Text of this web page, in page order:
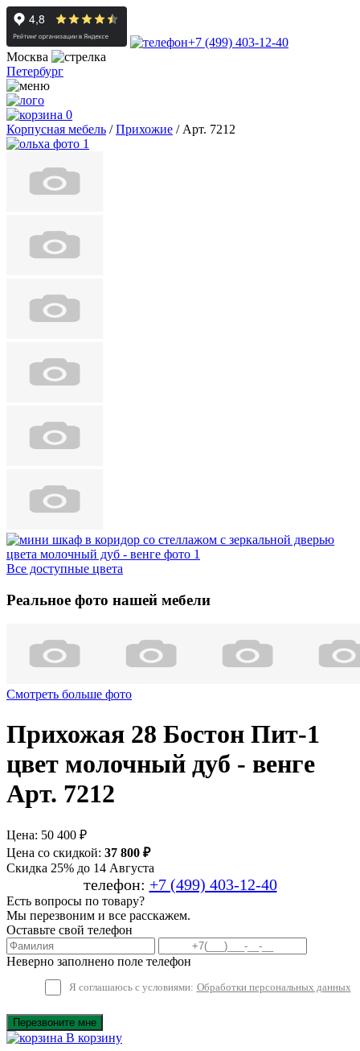
+7 (499) 403-12-40
Москва
Петербург
0
Корпусная мебель /Прихожие / Арт. 7212
Все доступные цвета
Реальное фото нашей мебели
Смотреть больше фото
Прихожая 28 Бостон Пит-1
цвет молочный дуб - венге
Арт. 7212
Цена: 50 400 ₽
Цена со скидкой: 37 800 ₽
Скидка 25% до 14 Августа
телефон: +7 (499) 403-12-40
Есть вопросы по товару?
Мы перезвоним и все расскажем.
Оставьте свой телефон
Неверно заполнено поле телефон
Я соглашаюсь с условиями: Обработки персональных данных
Перезвоните мне
В корзину